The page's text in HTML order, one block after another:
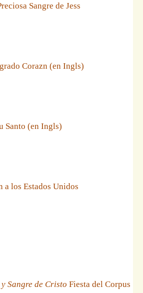
Sangre de Jess
Corazn (en Ingls)
Santo (en Ingls)
a los Estados Unidos
Sangre de Cristo Fiesta del Corpus